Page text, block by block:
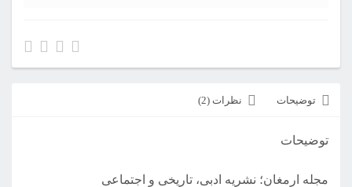
توضیحات نظرات (2)
توضیحات
مجله ارمغان؛ نشریه ادبی، تاریخی و اجتماعی